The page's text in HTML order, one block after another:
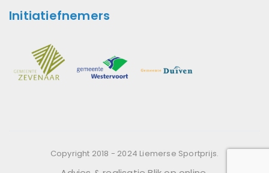
Initiatiefnemers
Copyright 2018 - 2024 Liemerse Sportprijs.